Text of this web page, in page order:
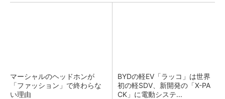
マーシャルのヘッドホンが
「ファッション」で終わらな
い理由
BYDの軽EV「ラッコ」は世界
初の軽SDV、新開発の「X-PA
CK」に電動システ...